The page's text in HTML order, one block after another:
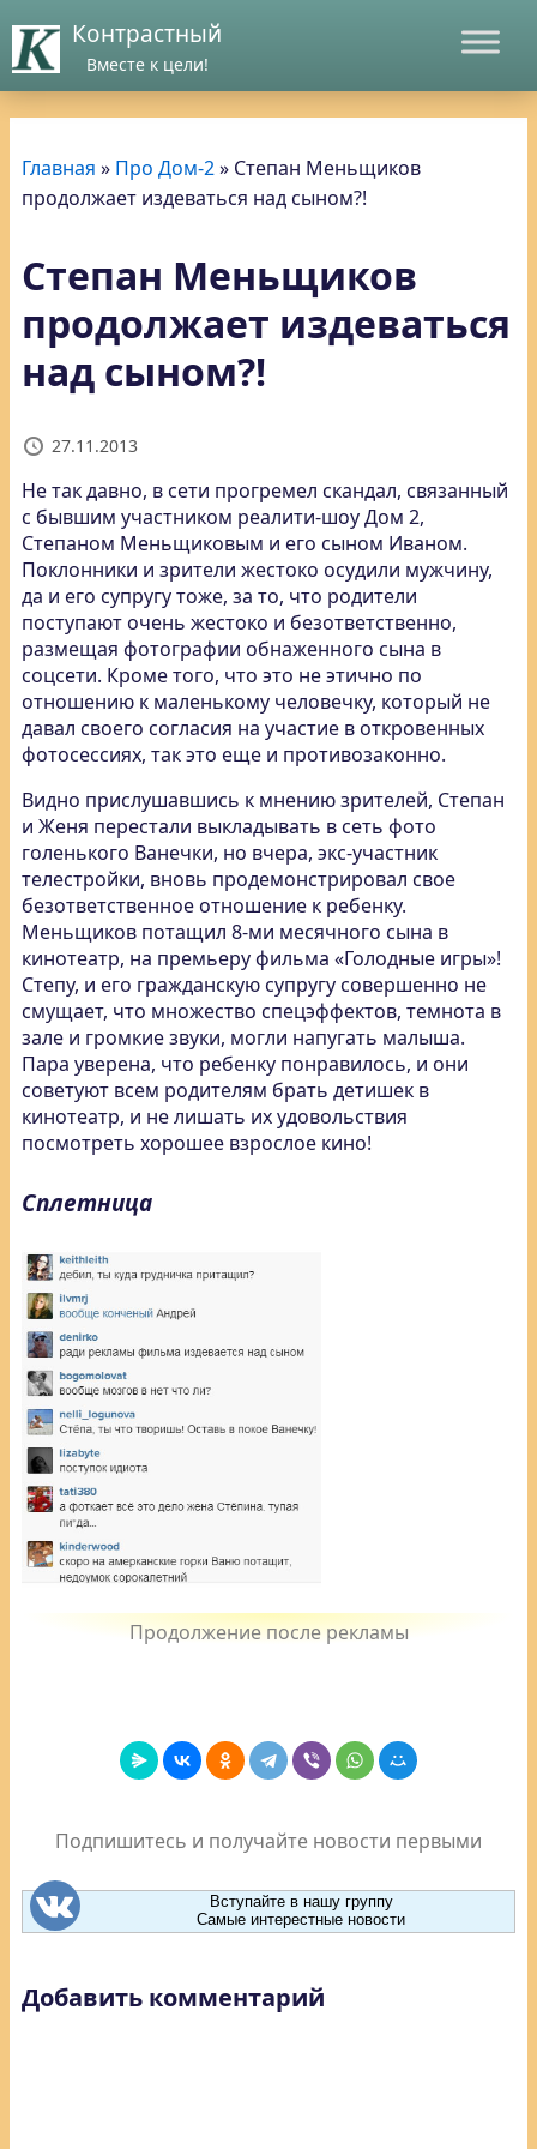
Контрастный
Вместе к цели!
Главная » Про Дом-2» Степан Меньщиков
продолжает издеваться над сыном?!
Степан Меньщиков
продолжает издеваться
над сыном?!
27.11.2013
Не так давно, в сети прогремел скандал, связанный
с бывшим участником реалити-шоу Дом 2,
Степаном Меньщиковым и его сыном Иваном.
Поклонники и зрители жестоко осудили мужчину,
да и его супругу тоже, за то, что родители
поступают очень жестоко и безответственно,
размещая фотографии обнаженного сына в
соцсети. Кроме того, что это не этично по
отношению к маленькому человечку, который не
давал своего согласия на участие в откровенных
фотосессиях, так это еще и противозаконно.
Видно прислушавшись к мнению зрителей, Степан
и Женя перестали выкладывать в сеть фото
голенького Ванечки, но вчера, экс-участник
телестройки, вновь продемонстрировал свое
безответственное отношение к ребенку.
Меньщиков потащил 8-ми месячного сына в
кинотеатр, на премьеру фильма «Голодные игры»!
Степу, и его гражданскую супругу совершенно не
смущает, что множество спецэффектов, темнота в
зале и громкие звуки, могли напугать малыша.
Пара уверена, что ребенку понравилось, и они
советуют всем родителям брать детишек в
кинотеатр, и не лишать их удовольствия
посмотреть хорошее взрослое кино!
Сплетница
Подпишитесь и получайте новости первыми
Вступайте в нашу группу
Самые интерестные новости
Добавить комментарий